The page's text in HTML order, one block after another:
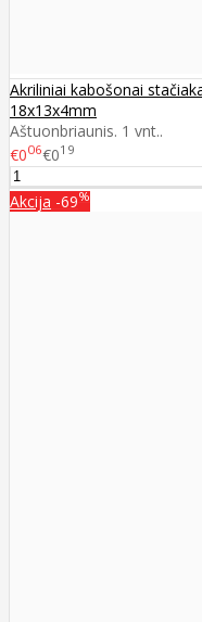
Akriliniai kabošonai
18x13x4mm
Aštuonbriaunis. 1 vnt..
€006€019
Akcija -69%